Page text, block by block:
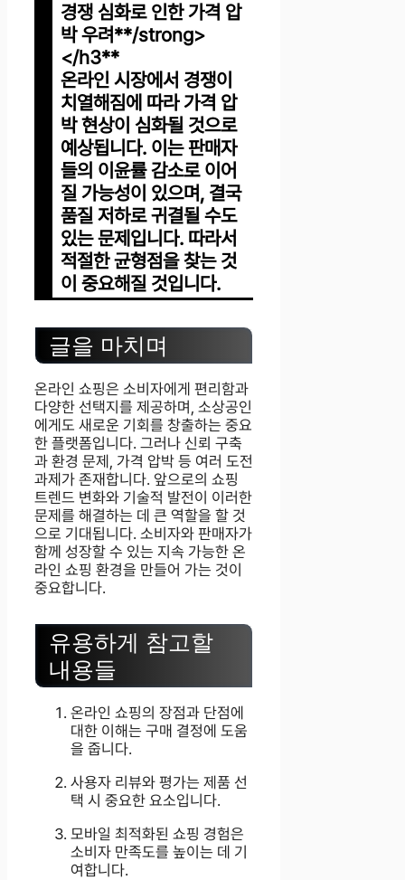
경쟁 심화로 인한 가격 압
박 우려**/strong>
</h3**
온라인 시장에서 경쟁이
치열해짐에 따라 가격 압
박 현상이 심화될 것으로
예상됩니다. 이는 판매자
들의 이윤률 감소로 이어
질 가능성이 있으며, 결국
품질 저하로 귀결될 수도
있는 문제입니다. 따라서
적절한 균형점을 찾는 것
이 중요해질 것입니다.
글을 마치며
온라인 쇼핑은 소비자에게 편리함과
다양한 선택지를 제공하며, 소상공인
에게도 새로운 기회를 창출하는 중요
한 플랫폼입니다. 그러나 신뢰 구축
과 환경 문제, 가격 압박 등 여러 도전
과제가 존재합니다. 앞으로의 쇼핑
트렌드 변화와 기술적 발전이 이러한
문제를 해결하는 데 큰 역할을 할 것
으로 기대됩니다. 소비자와 판매자가
함께 성장할 수 있는 지속 가능한 온
라인 쇼핑 환경을 만들어 가는 것이
중요합니다.
유용하게 참고할
내용들
온라인 쇼핑의 장점과 단점에
대한 이해는 구매 결정에 도움
을 줍니다.
사용자 리뷰와 평가는 제품 선
택 시 중요한 요소입니다.
모바일 최적화된 쇼핑 경험은
소비자 만족도를 높이는 데 기
여합니다.